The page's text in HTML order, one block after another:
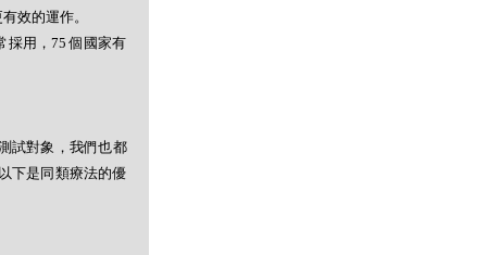
效的運作。
採用，75 個國家有
試對象，我們也都
下是同類療法的優